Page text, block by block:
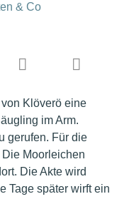
& Co
Klöverö eine
im Arm.
gerufen. Für die
Moorleichen
Die Akte wird
Tage später wirft ein